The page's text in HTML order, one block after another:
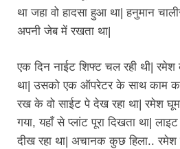
था जहा वो हादसा हुआ था| हनुमान
अपनी जेब में रखता था|
एक दिन नाईट शिफ्ट चल रही थी|
था| उसको एक ऑपरेटर के साथ काम
रख के वो साईट पे देख रहा था| रमेश
गया, यहाँ से प्लांट पूरा दिखता था|
दीख रहा था| अचानक कुछ हिला.. रमेश